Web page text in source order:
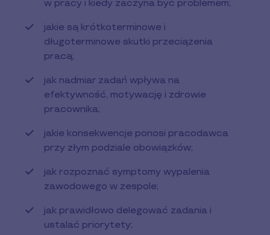
w pracy i kiedy zaczyna być problemem;
jakie są krótkoterminowe i
długoterminowe skutki przeciążenia
pracą;
jak nadmiar zadań wpływa na
efektywność, motywację i zdrowie
pracownika;
jakie konsekwencje ponosi pracodawca
przy złym podziale obowiązków;
jak rozpoznać symptomy wypalenia
zawodowego w zespole;
jak prawidłowo delegować zadania i
ustalać priorytety;